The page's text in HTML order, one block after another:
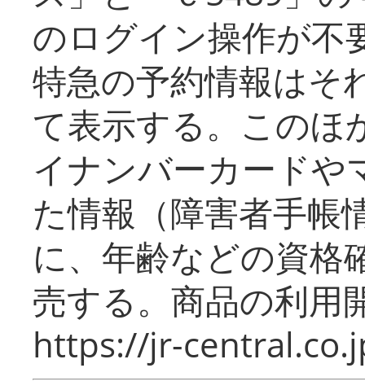
のログイン操作が不
特急の予約情報はそ
て表示する。このほ
イナンバーカードや
た情報（障害者手帳
に、年齢などの資格
売する。商品の利用
https://jr-